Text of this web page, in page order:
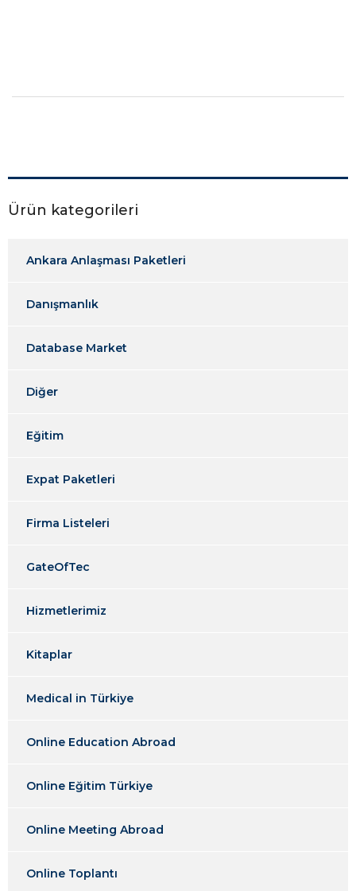
Ürün kategorileri
Ankara Anlaşması Paketleri
Danışmanlık
Database Market
Diğer
Eğitim
Expat Paketleri
Firma Listeleri
GateOfTec
Hizmetlerimiz
Kitaplar
Medical in Türkiye
Online Education Abroad
Online Eğitim Türkiye
Online Meeting Abroad
Online Toplantı